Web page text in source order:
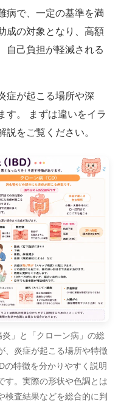
病で、一定の基準を満
成の対象となり、高額
自己負担が軽減される
症が起こる場所や深
す。 まずは違いをイラ
説をご覧ください。
」と「クローン病」の総
、炎症が起こる場所や特徴
の特徴を分かりやすく説明
す。実際の形状や色調とは
検査結果などを総合的に判